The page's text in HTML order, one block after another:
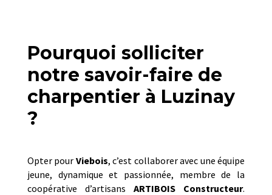
Pourquoi solliciter
notre savoir-faire de
charpentier à Luzinay
?
Opter pour Viebois, c’est collaborer avec une équipe
jeune, dynamique et passionnée, membre de la
coopérative d’artisansARTIBOIS Constructeur.